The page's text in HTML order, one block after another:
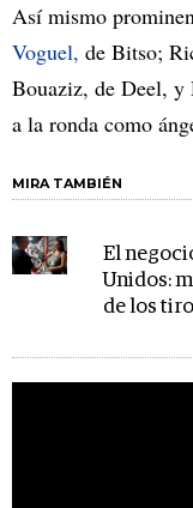
Así mismo
Voguel, de Bitso;
Bouaziz, de Deel, y
a la ronda como
MIRA TAMBIÉN
El
Unidos:
de los